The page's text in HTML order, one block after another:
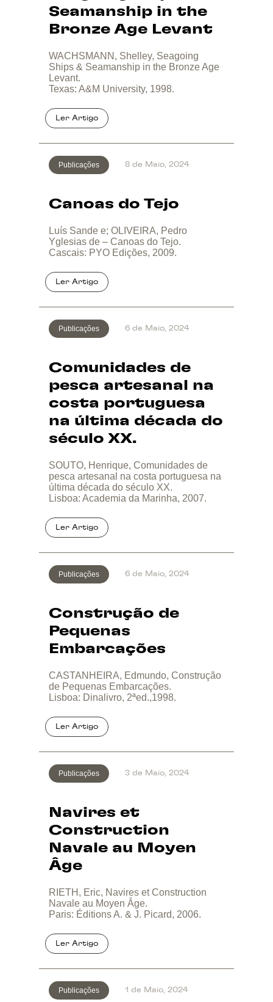
Seamanship in the
Bronze Age Levant
WACHSMANN, Shelley, Seagoing
Ships & Seamanship in the Bronze Age
Levant.
Texas: A&M University, 1998.
Publicações
Canoas do Tejo
8 de Maio, 2024
Luís Sande e; OLIVEIRA, Pedro
Yglesias de – Canoas do Tejo.
Cascais: PYO Edições, 2009.
Publicações
Comunidades de
pesca artesanal na
costa portuguesa
na última década do
século XX.
6 de Maio, 2024
SOUTO, Henrique, Comunidades de
pesca artesanal na costa portuguesa na
última década do século XX.
Lisboa: Academia da Marinha, 2007.
Publicações
Construção de
Pequenas
Embarcações
6 de Maio, 2024
CASTANHEIRA, Edmundo, Construção
de Pequenas Embarcações.
Lisboa: Dinalivro, 2ªed.,1998.
Publicações
Navires et
Construction
Navale au Moyen
Âge
3 de Maio, 2024
RIETH, Eric, Navires et Construction
Navale au Moyen Âge.
Paris: Éditions A. & J. Picard, 2006.
Publicações 1 de Maio, 2024